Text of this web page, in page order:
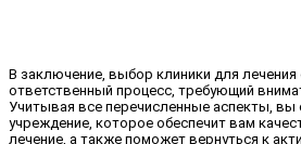
В заключение, выбор клиники для лечения
ответственный процесс, требующий
Учитывая все перечисленные аспекты, вы
учреждение, которое обеспечит вам
лечение, а также поможет вернуться к